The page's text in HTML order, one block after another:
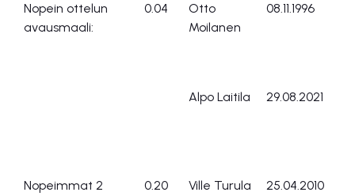
Nopein ottelun
avausmaali:
0.04
Otto
Moilanen
08.11.1996
Alpo Laitila 29.08.2021
Nopeimmat 2
0.20 Ville Turula 25.04.2010